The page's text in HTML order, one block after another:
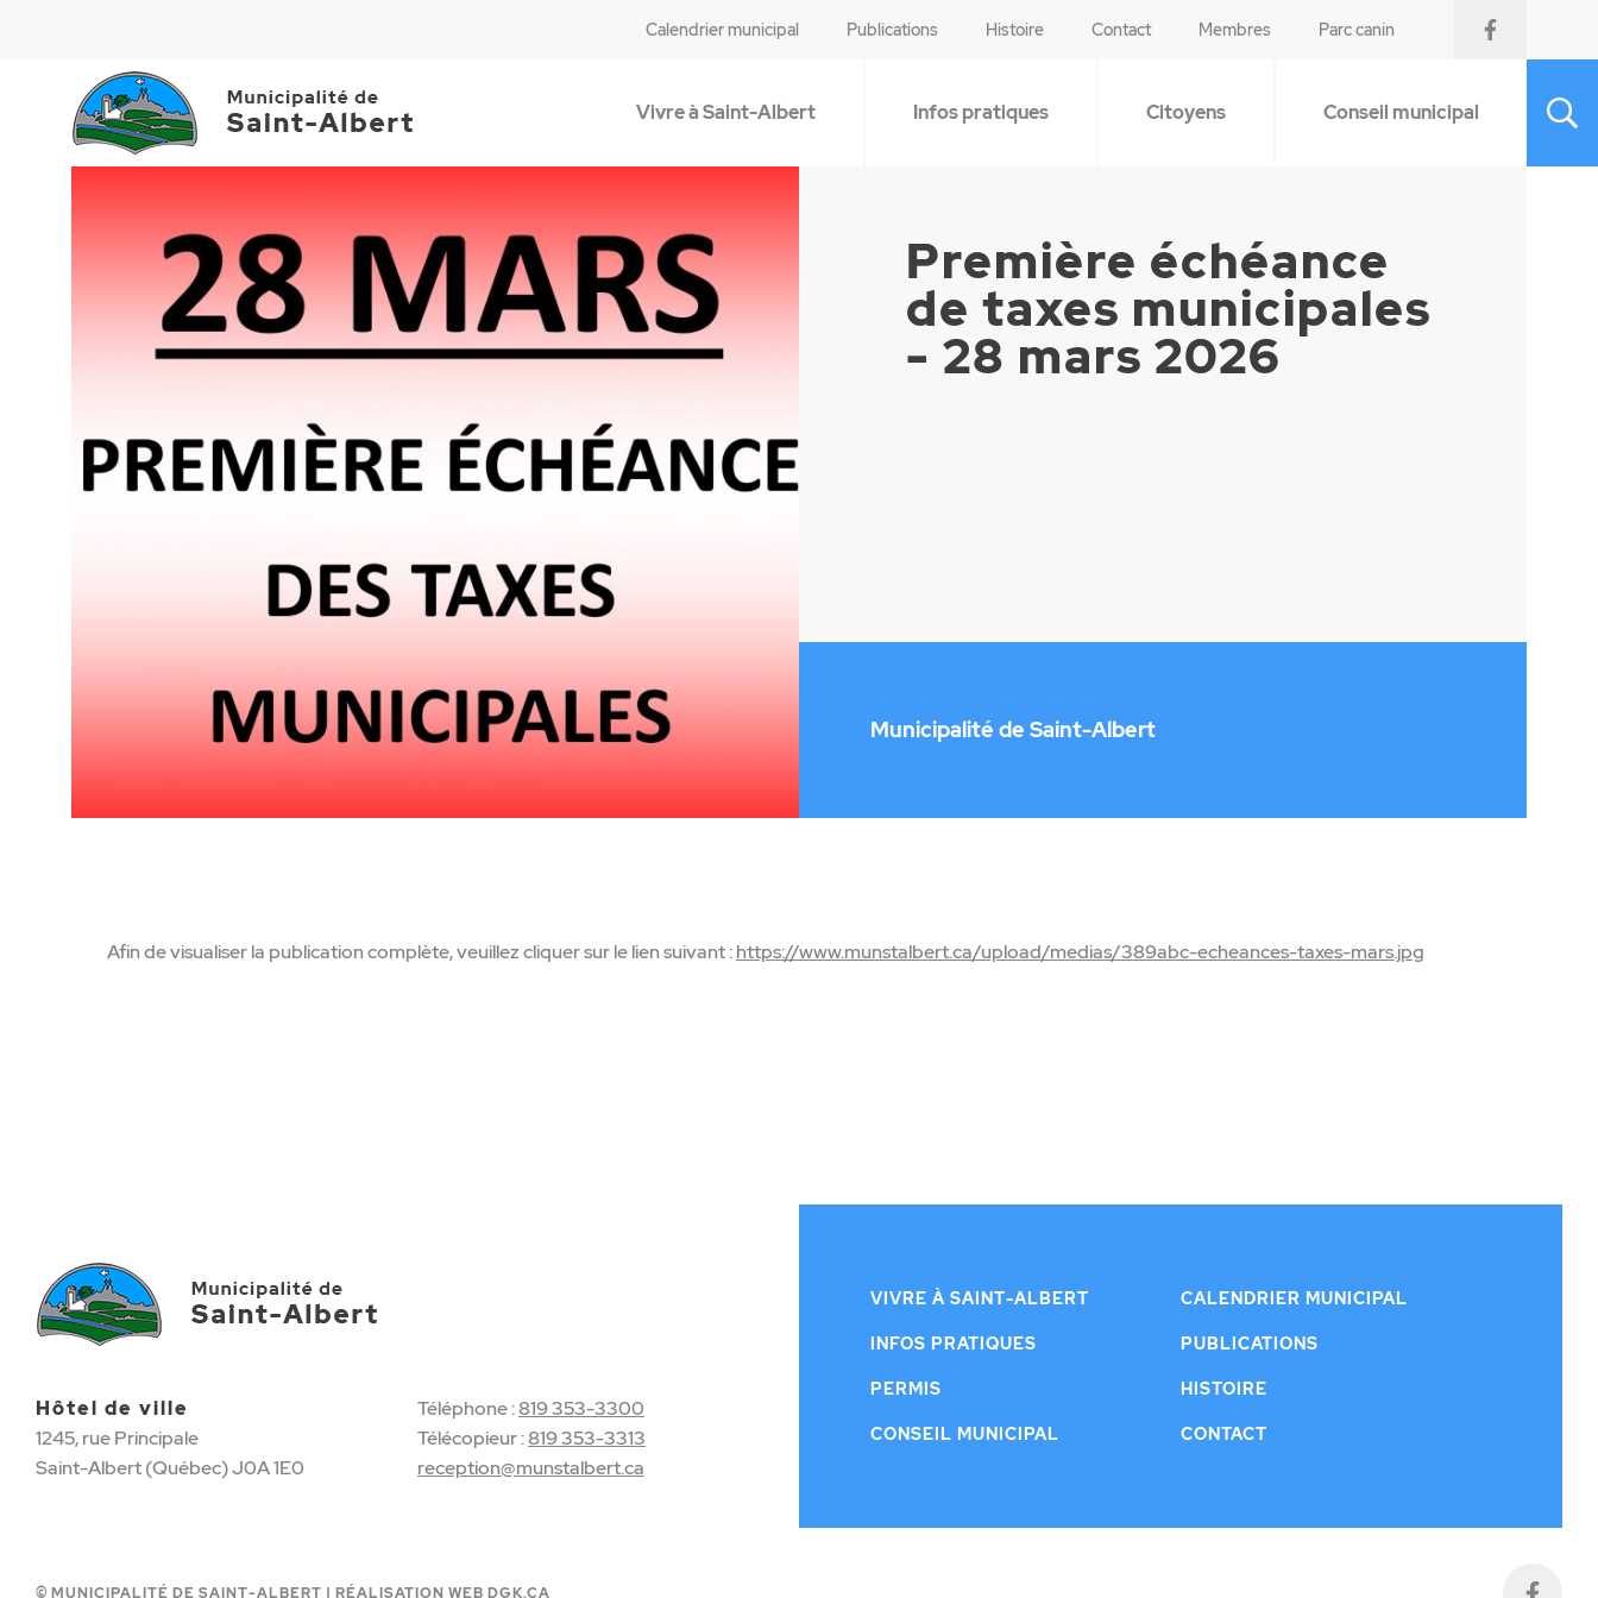
Calendrier municipal Publications Histoire Contact Membres Parc canin
Vivre à Saint-Albert Infos pratiques Citoyens Conseil municipal
Première échéance
de taxes municipales
- 28 mars 2026
Municipalité de Saint-Albert
Afin de visualiser la publication complète, veuillez cliquer sur le lien suivant :https://www.munstalbert.ca/upload/medias/389abc-echeances-taxes-mars.jpg
Hôtel de ville
1245, rue Principale
Saint-Albert (Québec) J0A 1E0
Téléphone :819 353-3300
Télécopieur :819 353-3313
reception@munstalbert.ca
VIVRE À SAINT-ALBERT
INFOS PRATIQUES
PERMIS
CONSEIL MUNICIPAL
CALENDRIER MUNICIPAL
PUBLICATIONS
HISTOIRE
CONTACT
© MUNICIPALITÉ DE SAINT-ALBERT | RÉALISATION WEB DGK.CA